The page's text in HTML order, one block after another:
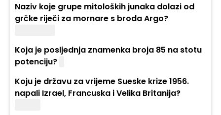
Naziv koje grupe mitoloških junaka dolazi od
grčke riječi za mornare s broda Argo?
Koja je posljednja znamenka broja 85 na stotu
potenciju?
Koju je državu za vrijeme Sueske krize 1956.
napali Izrael, Francuska i Velika Britanija?